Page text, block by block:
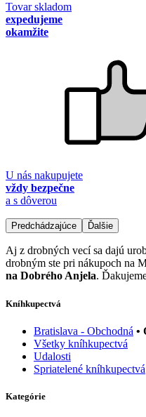
Tovar skladom
expedujeme
okamžite
U nás nakupujete
vždy bezpečne
a s dôverou
Predchádzajúce Ďalšie
Aj z drobných vecí sa dajú
drobným ste pri nákupoch na
na Dobrého Anjela.
Kníhkupectvá
Bratislava - Obchodná •
Všetky kníhkupectvá
Udalosti
Spriatelené kníhkupectvá
Kategórie